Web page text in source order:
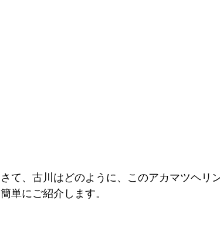
さて、古川はどのように、このアカマツヘリ
簡単にご紹介します。